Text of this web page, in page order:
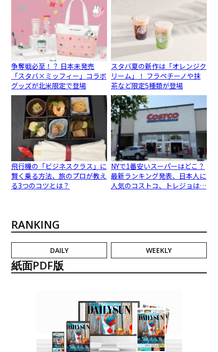
争奪戦必至！？ 日本未発売
「スタバ×ミッフィー」コラボ
グッズが北米限定で登場
スタバ夏の新作は「オレンジク
リーム」！ フラペチーノや抹
茶など限定5種類が登場
飛行機の「ビジネスクラス」に
賢く乗る方法、旅のプロが教え
る3つのコツとは？
NYで1番安いスーパーはどこ？
最新ランキング発表、日本人に
人気のコストコ、トレジョは…
RANKING
DAILY WEEKLY
紙面PDF版